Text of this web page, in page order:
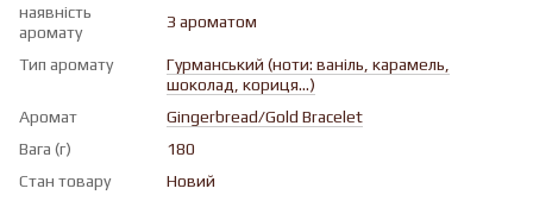
наявність
аромату
З ароматом
Тип аромату
Гурманський (ноти: ваніль, карамель,
шоколад, кориця...)
Аромат
Gingerbread/Gold Bracelet
Вага (г)
180
Стан товару
Новий